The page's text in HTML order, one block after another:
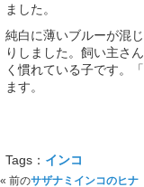
ました。
純白に薄いブルーが混
りしました。飼い主さ
く慣れている子です。
ます。
Tags： インコ
« 前のサザナミインコのヒ